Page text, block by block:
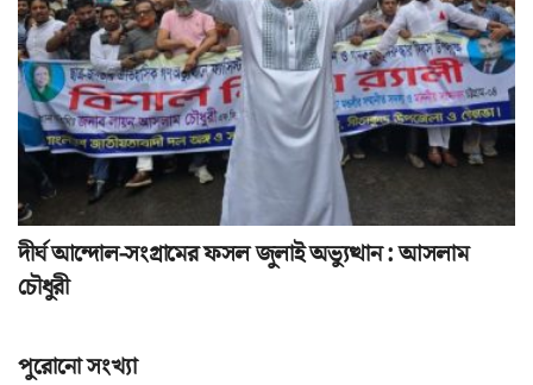
দীর্ঘ আন্দোল-সংগ্রামের ফসল জুলাই অভ্যুত্থান : আসলাম
চৌধুরী
পুরোনো সংখ্যা